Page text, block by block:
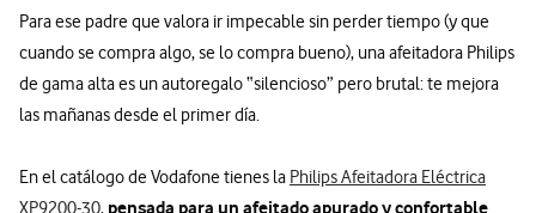
Para ese padre que valora ir impecable sin perder tiempo (y que
cuando se compra algo, se lo compra bueno), una afeitadora Philips
de gama alta es un autoregalo “silencioso” pero brutal: te mejora
las mañanas desde el primer día.
En el catálogo de Vodafone tienes la Philips Afeitadora Eléctrica
XP9200-30, pensada para un afeitado apurado y confortable